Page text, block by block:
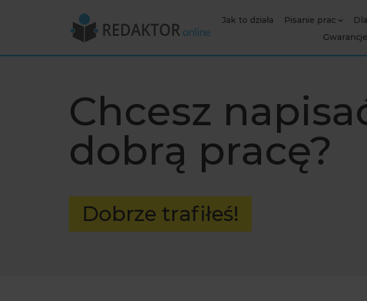
Jak to działa Pisanie prac
Gwarancje
Chcesz
dobrą pracę?
Dobrze trafiłeś!